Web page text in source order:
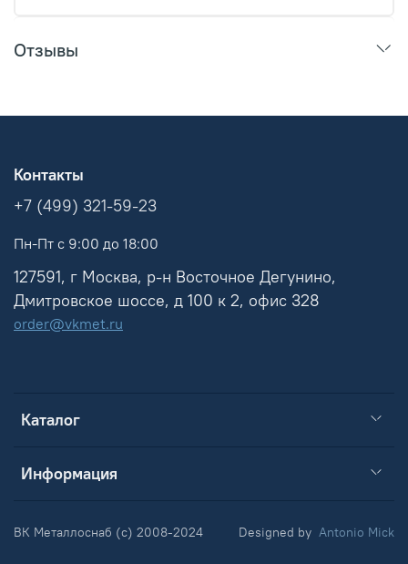
Отзывы
Каталог
Информация
Контакты
+7 (499) 321-59-23
Пн-Пт с 9:00 до 18:00
127591, г Москва, р-н Восточное Дегунино,
Дмитровское шоссе, д 100 к 2, офис 328
order@vkmet.ru
ВК Металлоснаб (c) 2008-2024 Designed by Antonio Mick